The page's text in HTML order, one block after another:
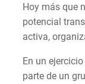
Hoy más que
potencial
activa,
En un
parte de un